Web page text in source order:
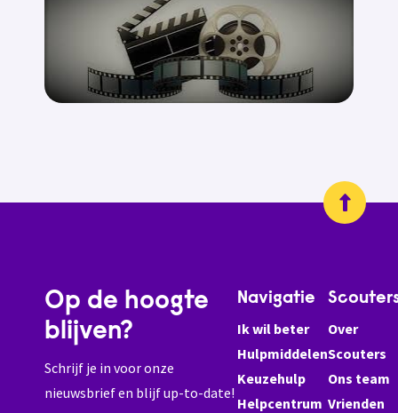
Op de hoogte
blijven?
Schrijf je in voor onze
nieuwsbrief en blijf up-to-date!
Navigatie
Ik wil beter
Hulpmiddelen
Keuzehulp
Helpcentrum
Over
Scouters
Ons team
Vrienden